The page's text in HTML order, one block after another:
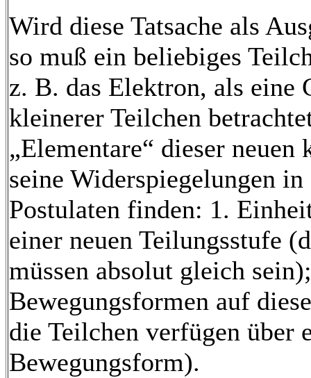
Wird diese Tatsache als
so muß ein beliebiges
z. B. das Elektron, als eine
kleinerer Teilchen
„Elementare“ dieser
seine Widerspiegelungen
Postulaten finden: 1.
einer neuen Teilungsstufe
müssen absolut gleich
Bewegungsformen auf
die Teilchen verfügen über
Bewegungsform).